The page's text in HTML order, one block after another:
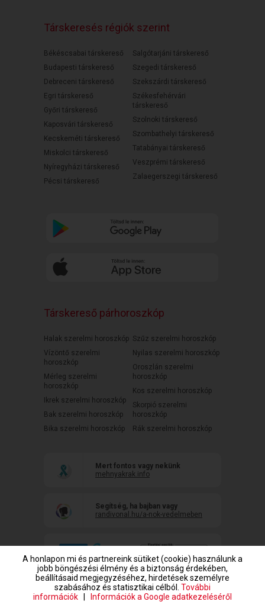
Társkeresés régiók szerint
Békéscsabai társkereső
Budapesti társkereső
Debreceni társkereső
Egri társkereső
Győri társkereső
Kaposvári társkereső
Kecskeméti társkereső
Miskolci társkereső
Nyíregyházi társkereső
Pécsi társkereső
Salgótarjáni társkereső
Szegedi társkereső
Szekszárdi társkereső
Székesfehérvári
társkereső
Szolnoki társkereső
Szombathelyi társkereső
Tatabányai társkereső
Veszprémi társkereső
Zalaegerszegi társkereső
Társkereső párhoroszkóp
Halak szerelmi horoszkóp
Vízöntő szerelmi
horoszkóp
Mérleg szerelmi
horoszkóp
Ikrek szerelmi horoszkóp
Bak szerelmi horoszkóp
Bika szerelmi horoszkóp
Szűz szerelmi horoszkóp
Nyilas szerelmi horoszkóp
Oroszlán szerelmi
horoszkóp
Kos szerelmi horoszkóp
Skorpió szerelmi
horoszkóp
Rák szerelmi horoszkóp
Mert fontos vagy nekünk
mehnyakrak.info
Segítség, ha bajban vagy
randivonal.hu/a-nok-vedelmeben
A honlapon mi és partnereink sütiket (cookie) használunk a
jobb böngészési élmény és a biztonság érdekében,
beállításaid megjegyzéséhez, hirdetések személyre
szabásához és statisztikai célból. További
információk
Információk a Google adatkezeléséről